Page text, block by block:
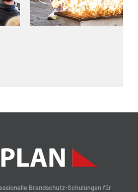
Brandschutz-Schulungen für